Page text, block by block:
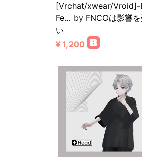
[Vrchat/xwear/Vroid]-
Fe… by FNCOは影響
い
¥ 1,200